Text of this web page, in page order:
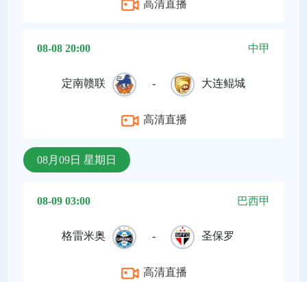
高清直播
08-08 20:00 中甲
定南赣联 - 大连鲲城
高清直播
08月09日 星期日
08-09 03:00 巴西甲
格雷米奥 - 圣保罗
高清直播